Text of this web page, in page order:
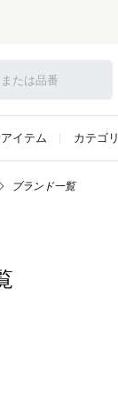
イテム カテゴリ
ブランド一覧